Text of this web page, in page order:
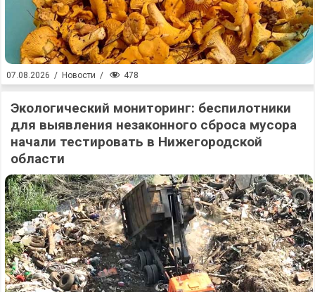
07.08.2026 / Новости / 478
Экологический мониторинг: беспилотники
для выявления незаконного сброса мусора
начали тестировать в Нижегородской
области